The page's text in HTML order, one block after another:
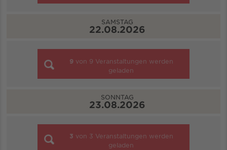
SAMSTAG
22.08.2026
9 von 9 Veranstaltungen werden
geladen
SONNTAG
23.08.2026
3 von 3 Veranstaltungen werden
geladen